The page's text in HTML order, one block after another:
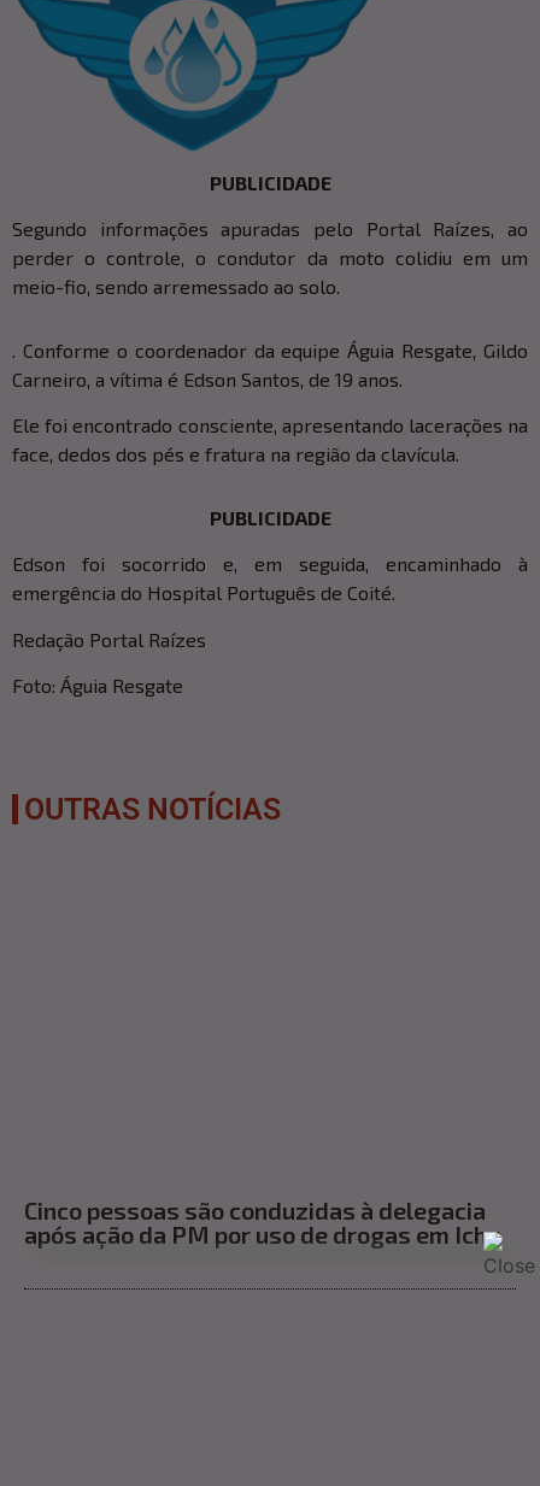
PUBLICIDADE
Segundo informações apuradas pelo Portal Raízes, ao
perder o controle, o condutor da moto colidiu em um
meio-fio, sendo arremessado ao solo.
. Conforme o coordenador da equipe Águia Resgate, Gildo
Carneiro, a vítima é Edson Santos, de 19 anos.
Ele foi encontrado consciente, apresentando lacerações na
face, dedos dos pés e fratura na região da clavícula.
PUBLICIDADE
Edson foi socorrido e, em seguida, encaminhado à
emergência do Hospital Português de Coité.
Redação Portal Raízes
Foto: Águia Resgate
OUTRAS NOTÍCIAS
Cinco pessoas são conduzidas à delegacia
após ação da PM por uso de drogas em Ichu